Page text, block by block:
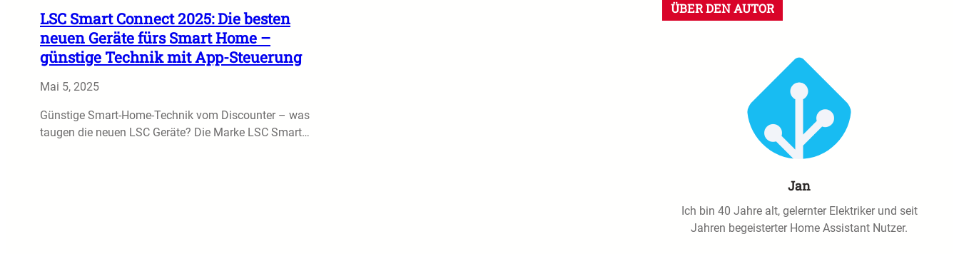
LSC Smart Connect 2025: Die besten
neuen Geräte fürs Smart Home –
günstige Technik mit App-Steuerung
Mai 5, 2025
Günstige Smart-Home-Technik vom Discounter – was
taugen die neuen LSC Geräte? Die Marke LSC Smart…
ÜBER DEN AUTOR
Jan
Ich bin 40 Jahre alt, gelernter Elektriker und seit
Jahren begeisterter Home Assistant Nutzer.